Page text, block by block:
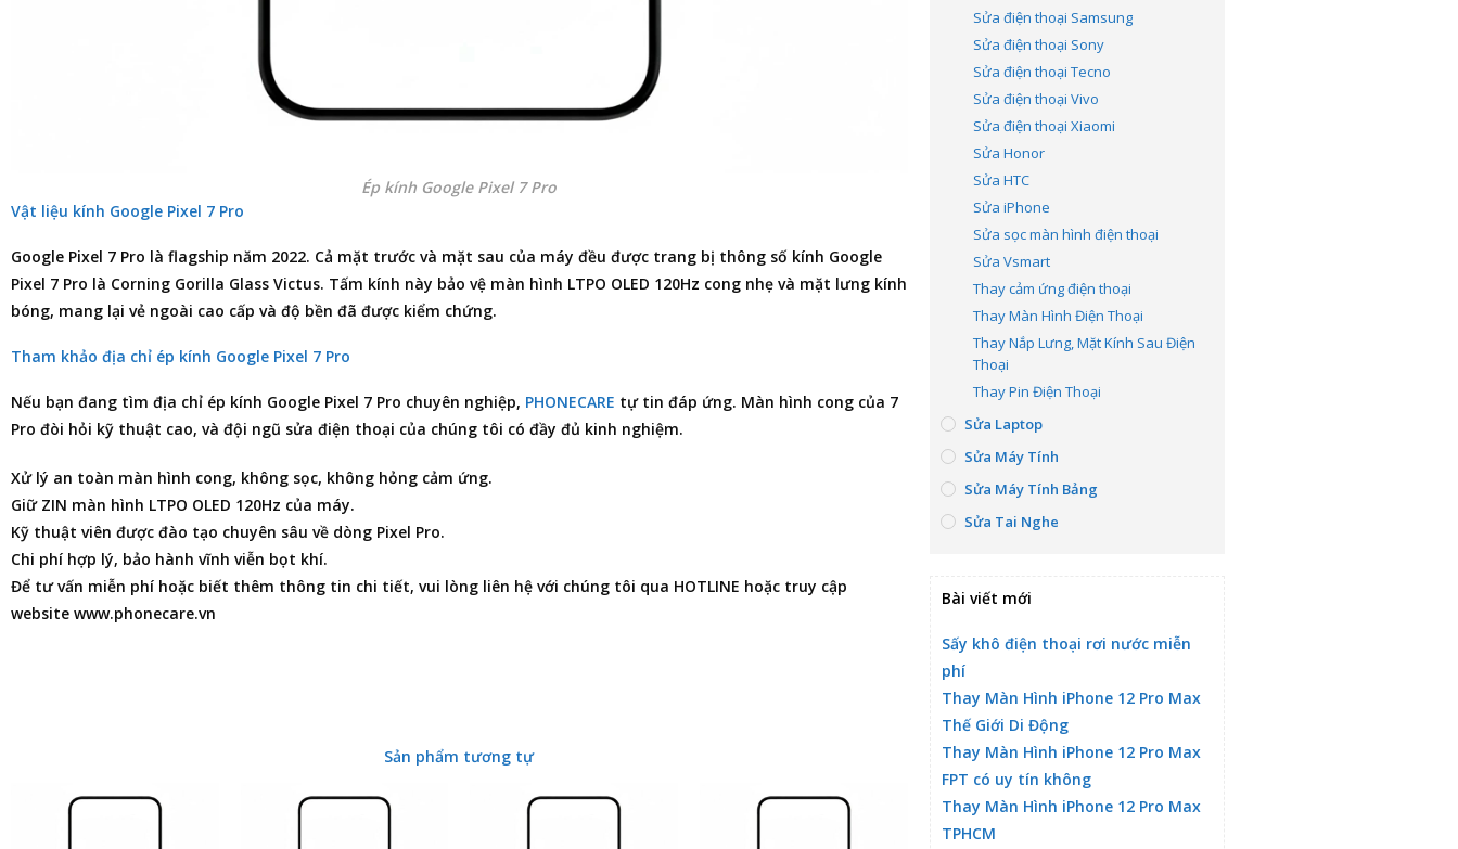
Ép kính Google Pixel 7 Pro
Vật liệu kính Google Pixel 7 Pro
Google Pixel 7 Pro là flagship năm 2022. Cả mặt trước và mặt sau của máy đều được trang bị thông số kính Google
Pixel 7 Pro là Corning Gorilla Glass Victus. Tấm kính này bảo vệ màn hình LTPO OLED 120Hz cong nhẹ và mặt lưng kính
bóng, mang lại vẻ ngoài cao cấp và độ bền đã được kiểm chứng.
Tham khảo địa chỉ ép kính Google Pixel 7 Pro
Nếu bạn đang tìm địa chỉ ép kính Google Pixel 7 Pro chuyên nghiệp, PHONECARE tự tin đáp ứng. Màn hình cong của 7
Pro đòi hỏi kỹ thuật cao, và đội ngũ sửa điện thoại của chúng tôi có đầy đủ kinh nghiệm.
Xử lý an toàn màn hình cong, không sọc, không hỏng cảm ứng.
Giữ ZIN màn hình LTPO OLED 120Hz của máy.
Kỹ thuật viên được đào tạo chuyên sâu về dòng Pixel Pro.
Chi phí hợp lý, bảo hành vĩnh viễn bọt khí.
Để tư vấn miễn phí hoặc biết thêm thông tin chi tiết, vui lòng liên hệ với chúng tôi qua HOTLINE hoặc truy cập
website www.phonecare.vn
Sản phẩm tương tự
Sửa điện thoại Samsung
Sửa điện thoại Sony
Sửa điện thoại Tecno
Sửa điện thoại Vivo
Sửa điện thoại Xiaomi
Sửa Honor
Sửa HTC
Sửa iPhone
Sửa sọc màn hình điện thoại
Sửa Vsmart
Thay cảm ứng điện thoại
Thay Màn Hình Điện Thoại
Thay Nắp Lưng, Mặt Kính Sau Điện
Thoại
Thay Pin Điện Thoại
Sửa Laptop
Sửa Máy Tính
Sửa Máy Tính Bảng
Sửa Tai Nghe
Bài viết mới
Sấy khô điện thoại rơi nước miễn
phí
Thay Màn Hình iPhone 12 Pro Max
Thế Giới Di Động
Thay Màn Hình iPhone 12 Pro Max
FPT có uy tín không
Thay Màn Hình iPhone 12 Pro Max
TPHCM